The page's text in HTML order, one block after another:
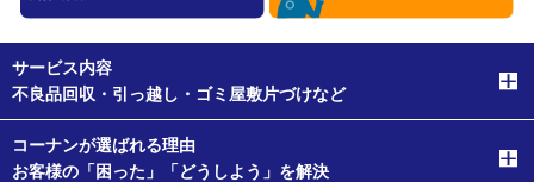
サービス内容
不良品回収・引っ越し・ゴミ屋敷片づけなど
コーナンが選ばれる理由
お客様の「困った」「どうしよう」を解決